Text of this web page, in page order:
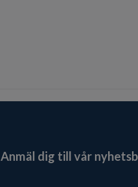
Anmäl dig till vår